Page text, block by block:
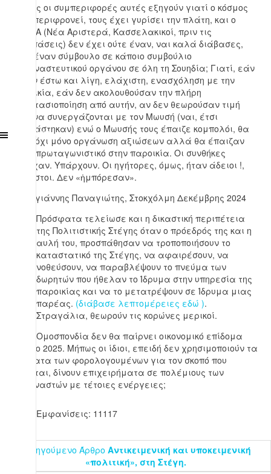
Off Canvas
Μήπως οι συμπεριφορές αυτές εξηγούν γιατί ο κόσμος
τους περιφρονεί, τους έχει γυρίσει την πλάτη, και ο
ΣΥΡΙΖΑ (Νέα Αριστερά, Κασσελακικοί, πριν τις
διασπάσεις) δεν έχει ούτε έναν, ναι καλά διάβασες,
ούτε έναν σύμβουλο σε κάποιο συμβούλιο
μεταναστευτικού οργάνου σε όλη τη Σουηδία; Γιατί, εάν
είχαν έστω και λίγη, ελάχιστη, ενασχόληση με την
παροικία, εάν δεν ακολουθούσαν την πλήρη
αποστασιοποίηση από αυτήν, αν δεν θεωρούσαν τιμή
τους να συνεργάζονται με τον Μωυσή (ναι, έτσι
εκφράστηκαν) ενώ ο Μωυσής τους έπαιζε κομπολόι, θα
ήταν όχι μόνο οργάνωση αξιώσεων αλλά θα έπαιζαν
ρόλο πρωταγωνιστικό στην παροικία. Οι συνθήκες
υπήρχαν. Υπάρχουν. Οι ηγήτορες, όμως, ήταν άδειοι !,
ολίγιστοι. Δεν «ἠμπόρεσαν».
Καλογιάννης Παναγιώτης, Στοκχόλμη Δεκέμβρης 2024
Πρόσφατα τελείωσε και η δικαστική περιπέτεια
της Πολιτιστικής Στέγης όταν ο πρόεδρός της και η
αυλή του, προσπάθησαν να τροποποιήσουν το
καταστατικό της Στέγης, να αφαιρέσουν, να
νοθεύσουν, να παραβλέψουν το πνεύμα των
δωρητών που ήθελαν το Ίδρυμα στην υπηρεσία της
παροικίας και να το μετατρέψουν σε Ίδρυμα μιας
παρέας. (διάβασε λεπτομέρειες εδώ ).
Στραγάλια, θεωρούν τις κορώνες μερικοί.
ΥΓ: Η Ομοσπονδία δεν θα παίρνει οικονομικό επίδομα
από το 2025. Μήπως οι ίδιοι, επειδή δεν χρησιμοποιούν τα
χρήματα των φορολογουμένων για τον σκοπό που
δίνονται, δίνουν επιχειρήματα σε πολέμιους των
μεταναστών με τέτοιες ενέργειες;
Εμφανίσεις: 11117
Προηγούμενο Άρθρο Αντικειμενική και υποκειμενική
«πολιτική», στη Στέγη.